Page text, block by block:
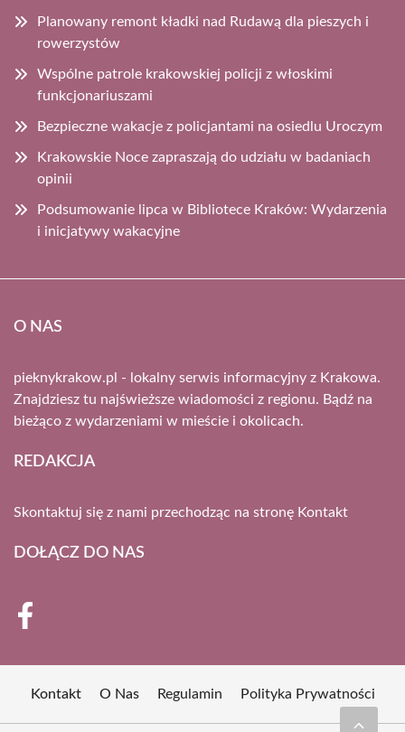
Planowany remont kładki nad Rudawą dla pieszych i
rowerzystów
Wspólne patrole krakowskiej policji z włoskimi
funkcjonariuszami
Bezpieczne wakacje z policjantami na osiedlu Uroczym
Krakowskie Noce zapraszają do udziału w badaniach
opinii
Podsumowanie lipca w Bibliotece Kraków: Wydarzenia
i inicjatywy wakacyjne
O NAS
pieknykrakow.pl - lokalny serwis informacyjny z Krakowa.
Znajdziesz tu najświeższe wiadomości z regionu. Bądź na
bieżąco z wydarzeniami w mieście i okolicach.
REDAKCJA
Skontaktuj się z nami przechodząc na stronę Kontakt
DOŁĄCZ DO NAS
Kontakt O Nas Regulamin Polityka Prywatności